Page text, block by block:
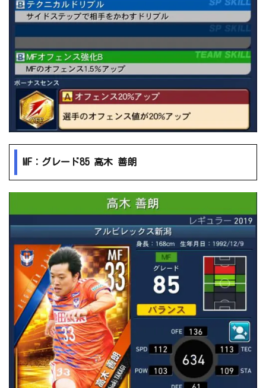
MF：グレード85 高木 善朗